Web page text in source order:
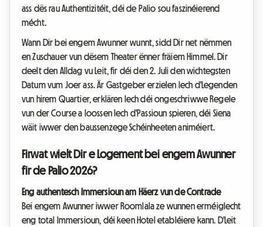
ass dës rau Authentizitéit, déi de Palio sou faszinéierend
mécht.
Wann Dir bei engem Awunner wunnt, sidd Dir net nëmmen
en Zuschauer vun dësem Theater ënner fräiem Himmel. Dir
deelt den Alldag vu Leit, fir déi den 2. Juli den wichtegsten
Datum vum Joer ass. Är Gastgeber erzielen Iech d'Legenden
vun hirem Quartier, erklären Iech déi ongeschriwwe Regele
vun der Course a loossen Iech d'Passioun spieren, déi Siena
wäit iwwer den baussenzege Schéinheeten animéiert.
Firwat wielt Dir e Logement bei engem Awunner
fir de Palio 2026?
Eng authentesch Immersioun am Häerz vun de Contrade
Bei engem Awunner iwwer Roomlala ze wunnen erméiglecht
eng total Immersioun, déi keen Hotel etabléiere kann. D'Leit